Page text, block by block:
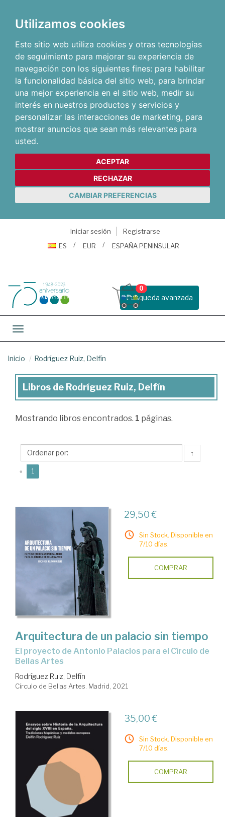
Utilizamos cookies
Este sitio web utiliza cookies y otras tecnologías
de seguimiento para mejorar su experiencia de
navegación con los siguientes fines: para habilitar
la funcionalidad básica del sitio web, para brindar
una mejor experiencia en el sitio web, medir su
interés en nuestros productos y servicios y
personalizar las interacciones de marketing, para
mostrar anuncios que sean más relevantes para
usted.
ACEPTAR
RECHAZAR
CAMBIAR PREFERENCIAS
Iniciar sesión
Registrarse
ES
EUR ESPAÑA PENINSULAR
Busqueda avanzada
0
Toggle navigation
Inicio Rodríguez Ruiz, Delfín
Libros
Rodríguez
Delfín
Libros de Rodríguez Ruiz, Delfín
Mostrando libros encontrados. 1 páginas.
↑
« 1
29,50 €
Sin Stock. Disponible en
7/10 días.
COMPRAR
Arquitectura de un palacio sin tiempo
el proyecto de Antonio Palacios para el Círculo de
Bellas Artes
Rodríguez Ruiz, Delfín
Círculo de Bellas Artes. Madrid, 2021
35,00 €
Sin Stock. Disponible en
7/10 días.
COMPRAR